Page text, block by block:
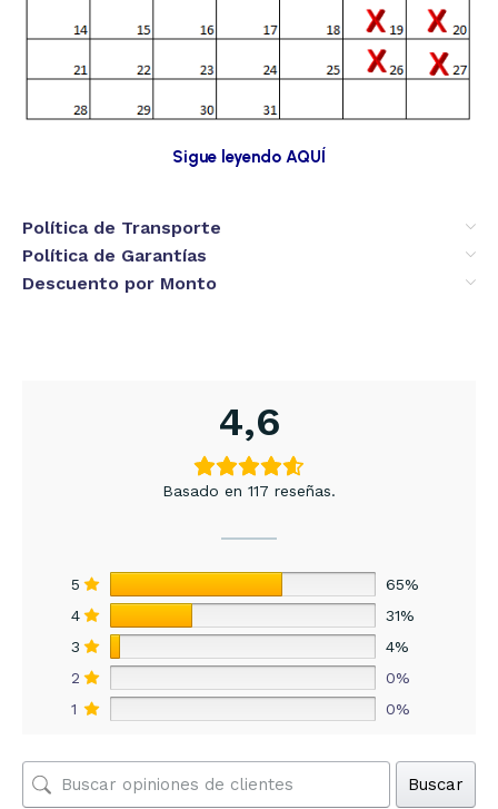
Sigue leyendo AQUÍ
Política de Transporte
Política de Garantías
Descuento por Monto
4,6
Basado en 117 reseñas.
5
65%
4
31%
3
4%
2
0%
1
0%
Buscar